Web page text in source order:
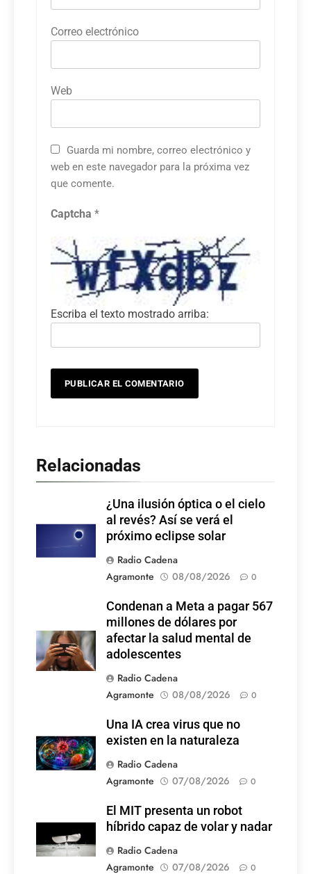
Correo electrónico
Web
Guarda mi nombre, correo electrónico y
web en este navegador para la próxima vez
que comente.
Captcha *
Escriba el texto mostrado arriba:
Relacionadas
¿Una ilusión óptica o el cielo
al revés? Así se verá el
próximo eclipse solar
Radio Cadena
Agramonte
08/08/2026 0
Condenan a Meta a pagar 567
millones de dólares por
afectar la salud mental de
adolescentes
Radio Cadena
Agramonte
08/08/2026 0
Una IA crea virus que no
existen en la naturaleza
Radio Cadena
Agramonte
07/08/2026 0
El MIT presenta un robot
híbrido capaz de volar y nadar
Radio Cadena
Agramonte
07/08/2026 0